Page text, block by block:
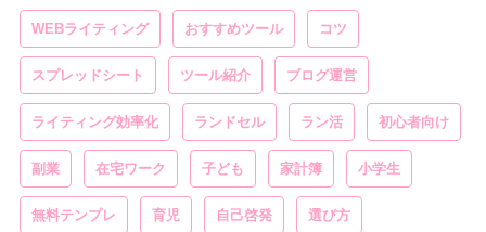
WEBライティング おすすめツール コツ
スプレッドシート ツール紹介 ブログ運営
ライティング効率化 ランドセル ラン活 初心者向け
副業 在宅ワーク 子ども 家計簿 小学生
無料テンプレ 育児 自己啓発 選び方